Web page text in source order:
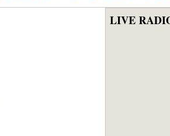
LIVE